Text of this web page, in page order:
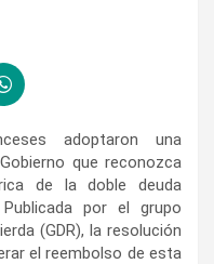
adoptaron una
que reconozca
de la doble deuda
por el grupo
(GDR), la resolución
el reembolso de esta